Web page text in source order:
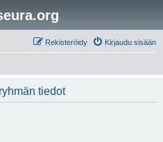
Kirjaudu sisään
Rekisteröidy
tiedot